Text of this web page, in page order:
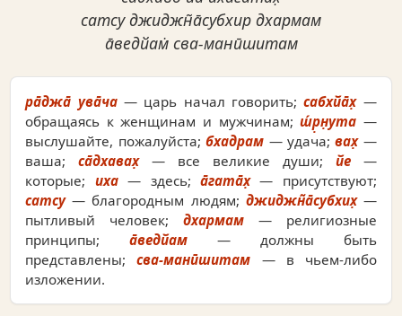
сатсу джиджн̃а̄субхир дхармам
а̄ведйам̇ сва-манӣшитам
ра̄джа̄ ува̄ча— царь начал говорить;сабхйа̄х̣—
обращаясь к женщинам и мужчинам;ш́р̣н̣ута —
выслушайте, пожалуйста;бхадрам — удача;вах̣—
ваша;са̄дхавах̣— все великие души; йе—
которые; иха— здесь; а̄гата̄х̣— присутствуют;
сатсу— благородным людям; джиджн̃а̄субхих̣—
пытливый человек; дхармам — религиозные
принципы;а̄ведйам — должны быть
представлены;сва-манӣшитам — в чьем-либо
изложении.